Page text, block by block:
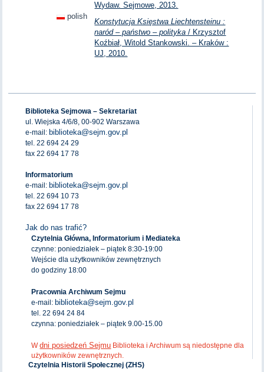
polish
Wydaw. Sejmowe, 2013.
Konstytucja Księstwa Liechtensteinu :
naród – państwo – polityka / Krzysztof
Koźbiał, Witold Stankowski. – Kraków :
UJ, 2010.
Biblioteka Sejmowa – Sekretariat
ul. Wiejska 4/6/8, 00-902 Warszawa
e-mail: biblioteka@sejm.gov.pl
tel. 22 694 24 29
fax 22 694 17 78
Informatorium
e-mail: biblioteka@sejm.gov.pl
tel. 22 694 10 73
fax 22 694 17 78
Jak do nas trafić?
Czytelnia Główna, Informatorium i Mediateka
czynne: poniedziałek – piątek 8:30-19:00
Wejście dla użytkowników zewnętrznych
do godziny 18:00
Pracownia Archiwum Sejmu
e-mail: biblioteka@sejm.gov.pl
tel. 22 694 24 84
czynna: poniedziałek – piątek 9.00-15.00
Wdni posiedzeń Sejmu Biblioteka i Archiwum są niedostępne dla
użytkowników zewnętrznych.
Czytelnia Historii Społecznej (ZHS)